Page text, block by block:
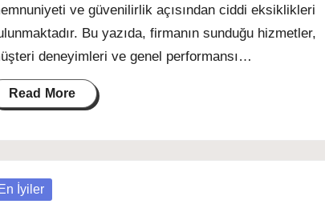
ve güvenilirlik açısından ciddi eksiklikleri
Bu yazıda, firmanın sunduğu hizmetler,
deneyimleri ve genel performansı…
Read More
En İyiler